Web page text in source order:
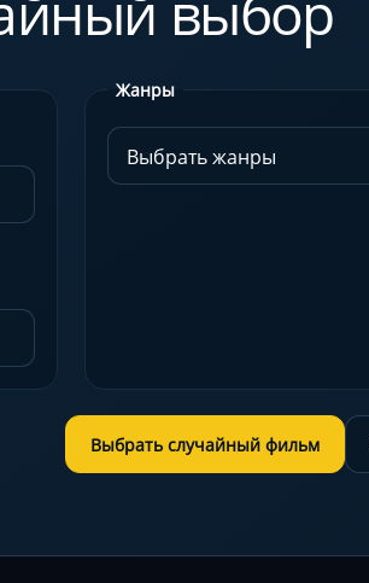
Жанры
Выбрать жанры
Выбрать случайный фильм